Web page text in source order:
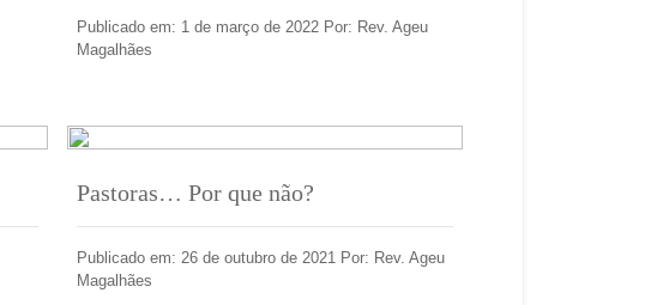
Publicado em: 1 de março de 2022 Por: Rev. Ageu
Magalhães
Pastoras… Por que não?
Publicado em: 26 de outubro de 2021 Por: Rev. Ageu
Magalhães